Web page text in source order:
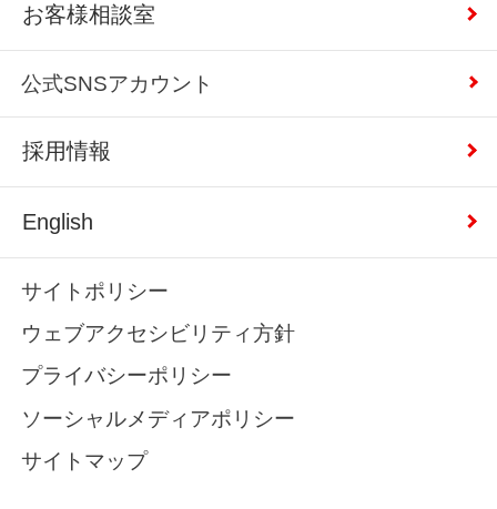
お客様相談室
公式SNSアカウント
採用情報
English
サイトポリシー
ウェブアクセシビリティ方針
プライバシーポリシー
ソーシャルメディアポリシー
サイトマップ